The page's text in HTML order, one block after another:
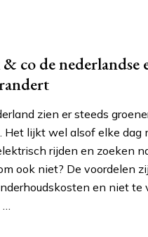
co de nederlandse
zien er steeds
Het lijkt wel alsof elke dag
rijden en zoeken
ook niet? De voordelen
en niet te
…